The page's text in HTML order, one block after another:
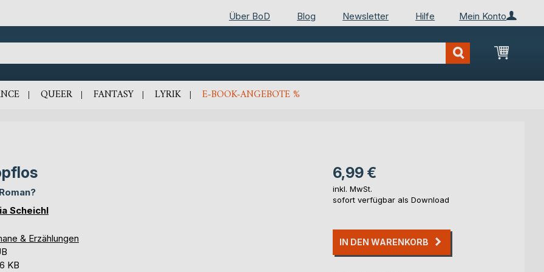
Mein Konto
Über BoD Blog Newsletter Hilfe
Mein
QUEER FANTASY LYRIK E-BOOK-ANGEBOTE %
Scheichl
& Erzählungen
KB
6,99 €
inkl. MwSt.
sofort verfügbar als Download
IN DEN WARENKORB